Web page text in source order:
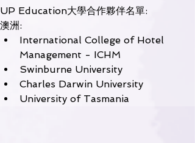
UP Education大學合作夥伴名單:
澳洲:
International College of Hotel
Management - ICHM
Swinburne University
Charles Darwin University
University of Tasmania